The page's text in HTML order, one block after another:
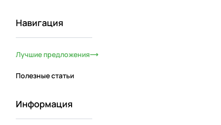
Навигация
Лучшие предложения
Полезные статьи
Информация